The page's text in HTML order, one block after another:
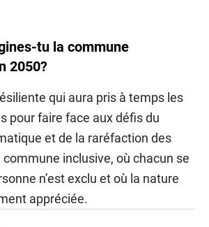
tu la commune
2050?
qui aura pris à temps les
pour faire face aux défis du
et de la raréfaction des
inclusive, où chacun se
n’est exclu et où la nature
appréciée.